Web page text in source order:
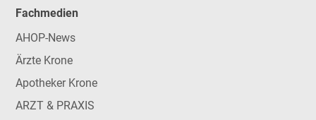
Fachmedien
AHOP-News
Ärzte Krone
Apotheker Krone
ARZT & PRAXIS